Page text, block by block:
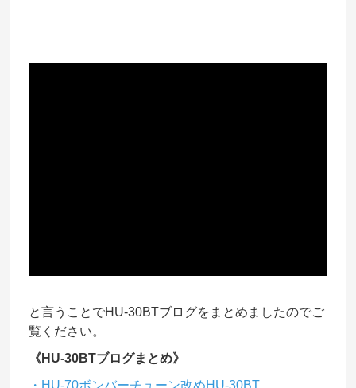
と言うことでHU-30BTブログをまとめましたのでご
覧ください。
《HU-30BTブログまとめ》
・HU-70ボンバーチューン改めHU-30BT